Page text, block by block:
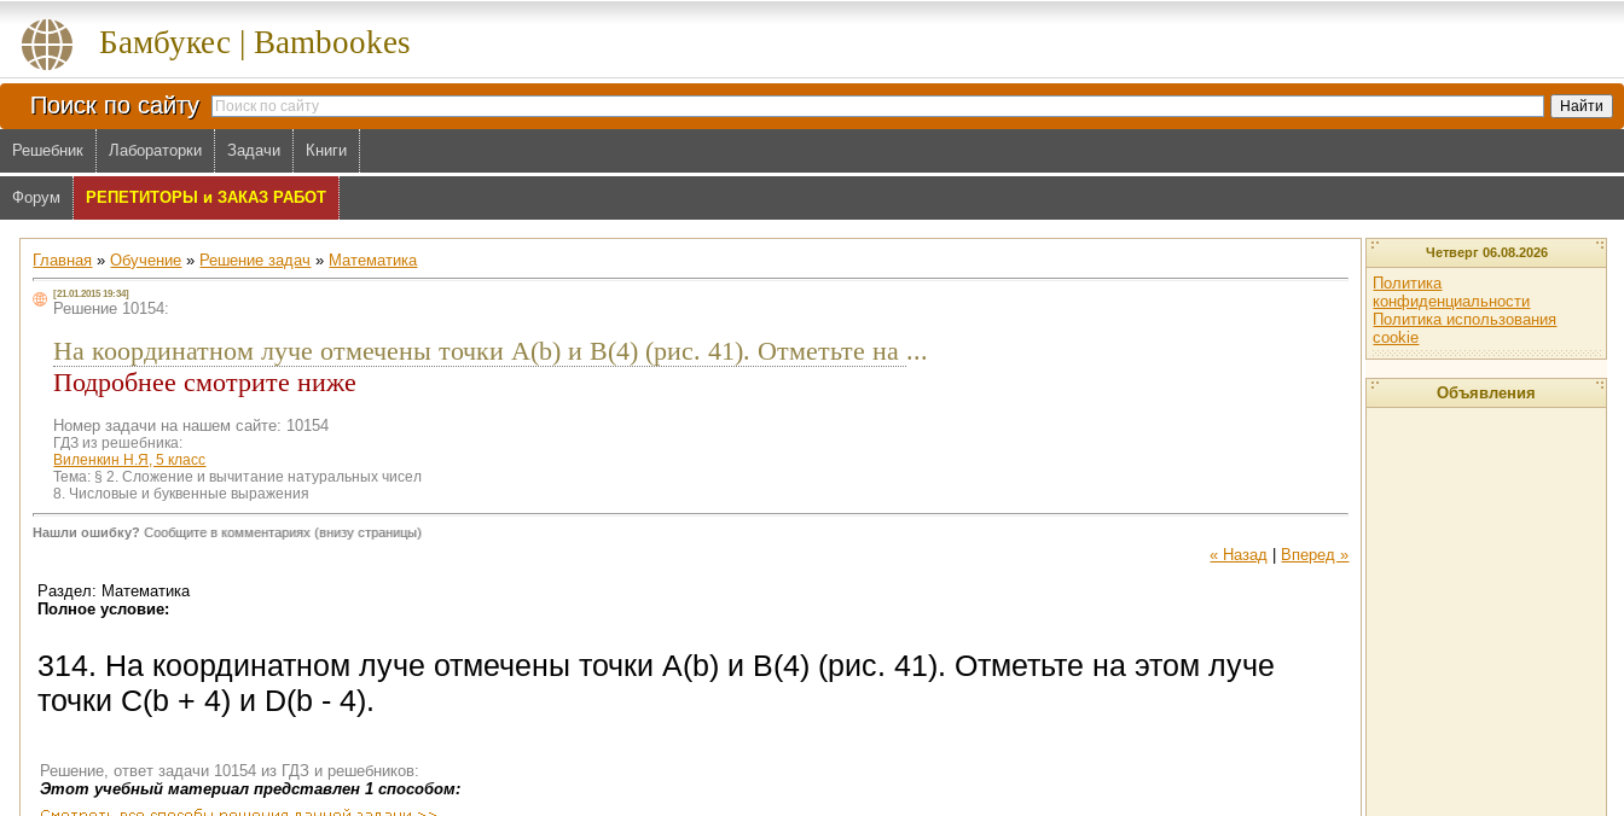
Бамбукес | Bambookes
Поиск по сайту
Решебник Лабораторки Задачи Книги
Форум РЕПЕТИТОРЫ и ЗАКАЗ РАБОТ
Главная »Обучение » Решение задач » Математика
[21.01.2015 19:34]
Решение 10154:
На координатном луче отмечены точки А(b) и B(4) (рис. 41). Отметьте на ...
Подробнее смотрите ниже
Номер задачи на нашем сайте: 10154
ГДЗ из решебника:
Виленкин Н.Я, 5 класс
Тема: § 2. Сложение и вычитание натуральных чисел
8. Числовые и буквенные выражения
Нашли ошибку? Сообщите в комментариях (внизу страницы)
« Назад
Вперед »
Раздел: Математика
Полное условие:
314. На координатном луче отмечены точки А(b) и B(4) (рис. 41). Отметьте на этом луче
точки C(b + 4) и D(b - 4).
Решение, ответ задачи 10154 из ГДЗ и решебников:
Этот учебный материал представлен 1 способом:
Четверг 06.08.2026
Политика
конфиденциальности
Политика использования
cookie
Объявления